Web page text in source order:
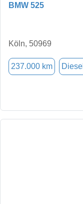
BMW 525
Köln, 50969
237.000 km Diesel